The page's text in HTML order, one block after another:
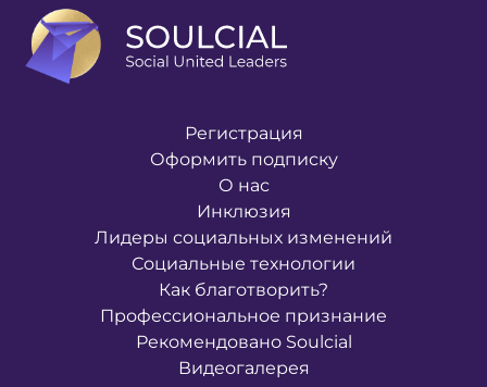
Регистрация
Оформить подписку
О нас
Инклюзия
Лидеры социальных изменений
Социальные технологии
Как благотворить?
Профессиональное признание
Рекомендовано Soulcial
Видеогалерея